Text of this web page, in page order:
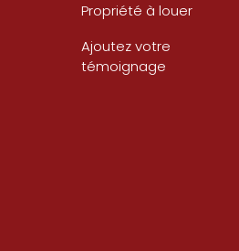
Propriété à louer
Ajoutez votre
témoignage